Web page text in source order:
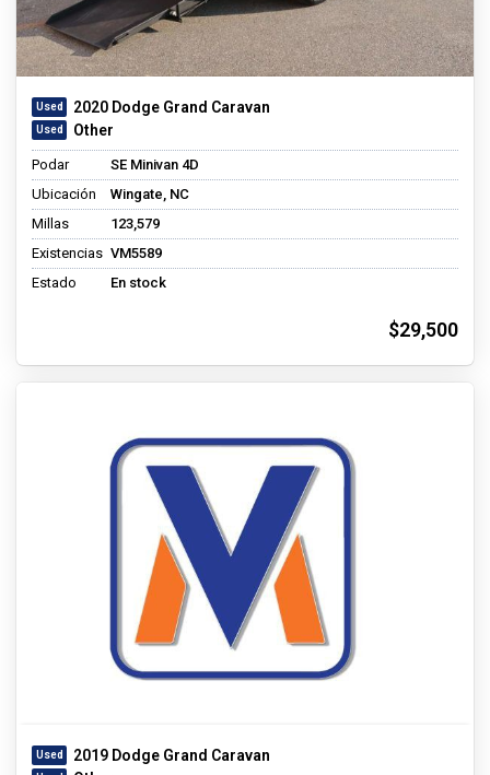
2020 Dodge Grand Caravan
Other
Podar
SE Minivan 4D
Ubicación
Wingate, NC
Millas
123,579
Existencias VM5589
Estado
En stock
$29,500
2019 Dodge Grand Caravan